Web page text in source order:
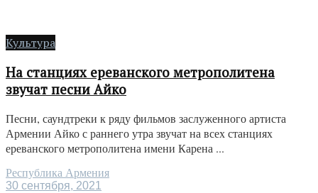
Культура
На станциях ереванского метрополитена
звучат песни Айко
Песни, саундтреки к ряду фильмов заслуженного артиста
Армении Айко с раннего утра звучат на всех станциях
ереванского метрополитена имени Карена ...
Республика Армения
30 сентября, 2021